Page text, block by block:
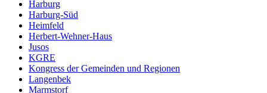
Harburg
Harburg-Süd
Heimfeld
Herbert-Wehner-Haus
Jusos
KGRE
Kongress der Gemeinden und Regionen
Langenbek
Marmstorf